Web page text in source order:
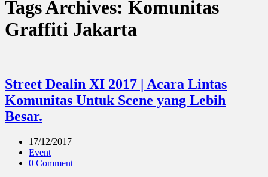
Tags Archives: Komunitas
Graffiti Jakarta
Street Dealin XI 2017 | Acara Lintas
Komunitas Untuk Scene yang Lebih
Besar.
17/12/2017
Event
0 Comment